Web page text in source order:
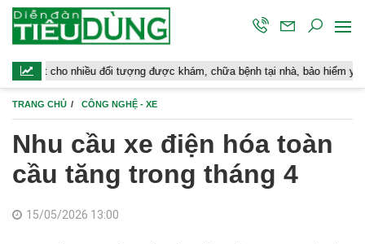
đối tượng được khám, chữa bệnh tại nhà, bảo hiểm y tế chi trả
TRANG CHỦ CÔNG NGHỆ - XE
Nhu cầu xe điện hóa toàn
cầu tăng trong tháng 4
15/05/2026 13:00